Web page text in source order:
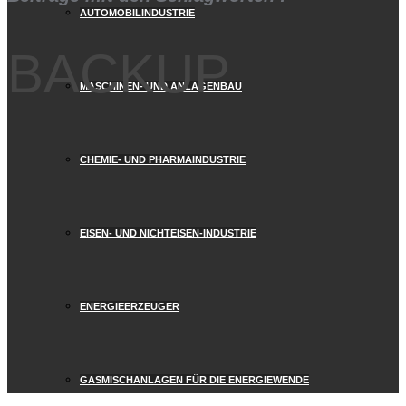
AUTOMOBILINDUSTRIE
MASCHINEN- UND ANLAGENBAU
CHEMIE- UND PHARMAINDUSTRIE
EISEN- UND NICHTEISEN-INDUSTRIE
ENERGIEERZEUGER
GASMISCHANLAGEN FÜR DIE ENERGIEWENDE
BACKUP